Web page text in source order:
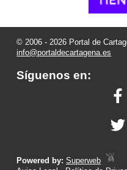
© 2006 - 2026 Portal de
info@portaldecartagena.es
Síguenos en:
Powered by:Superweb